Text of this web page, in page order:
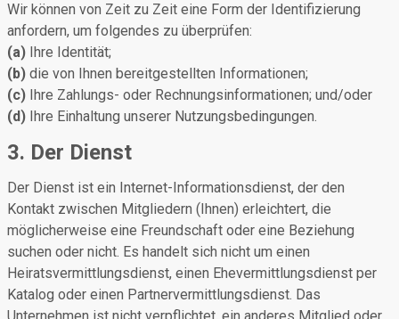
Wir können von Zeit zu Zeit eine Form der Identifizierung
anfordern, um folgendes zu überprüfen:
(a) Ihre Identität;
(b) die von Ihnen bereitgestellten Informationen;
(c) Ihre Zahlungs- oder Rechnungsinformationen; und/oder
(d) Ihre Einhaltung unserer Nutzungsbedingungen.
3. Der Dienst
Der Dienst ist ein Internet-Informationsdienst, der den
Kontakt zwischen Mitgliedern (Ihnen) erleichtert, die
möglicherweise eine Freundschaft oder eine Beziehung
suchen oder nicht. Es handelt sich nicht um einen
Heiratsvermittlungsdienst, einen Ehevermittlungsdienst per
Katalog oder einen Partnervermittlungsdienst. Das